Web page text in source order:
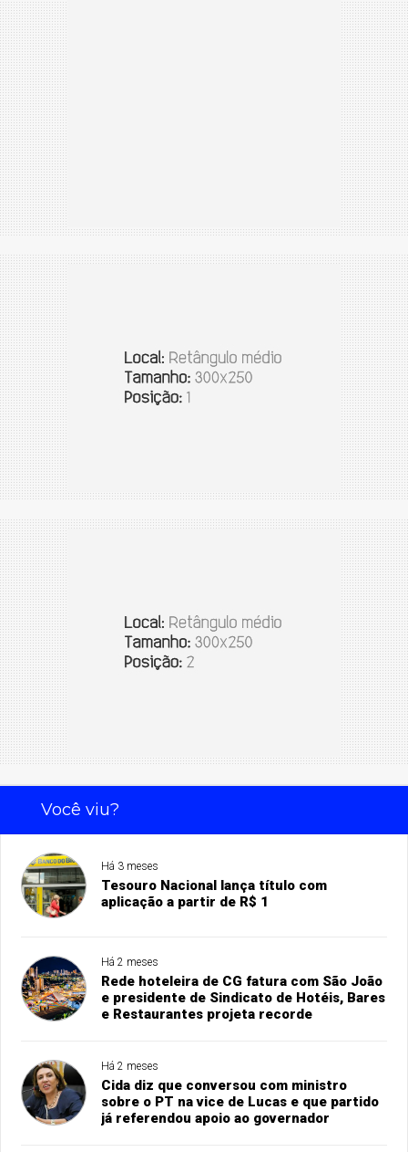
Você viu?
Há 3 meses
Tesouro Nacional lança título com
aplicação a partir de R$ 1
Há 2 meses
Rede hoteleira de CG fatura com São João
e presidente de Sindicato de Hotéis, Bares
e Restaurantes projeta recorde
Há 2 meses
Cida diz que conversou com ministro
sobre o PT na vice de Lucas e que partido
já referendou apoio ao governador